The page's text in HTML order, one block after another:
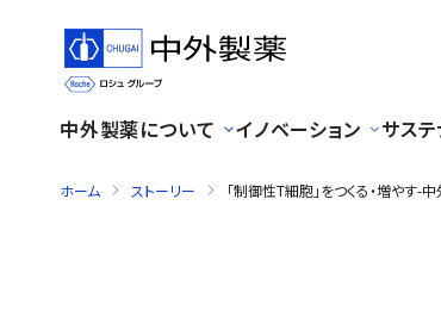
中外製薬について イノベーション サス
ホーム ストーリー 「制御性T細胞」をつくる・増や